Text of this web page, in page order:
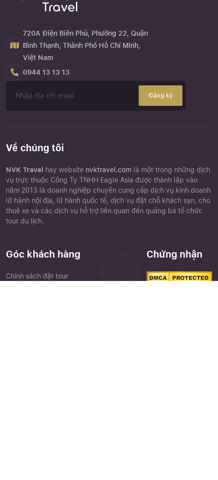
720A Điện Biên Phủ, Phường 22, Quận
Bình Thạnh, Thành Phố Hồ Chí Minh,
Việt Nam
0944 13 13 13
Đăng ký
Về chúng tôi
NVK Travel hay website nvktravel.com là một trong những dịch
vụ trực thuộc Công Ty TNHH Eagle Asia được thành lập vào
năm 2013 là doanh nghiệp chuyên cung cấp dịch vụ kinh doanh
lữ hành nội địa, lữ hành quốc tế, dịch vụ đặt chỗ khách sạn, cho
thuê xe và các dịch vụ hỗ trợ liên quan đến quảng bá tổ chức
tour du lịch.
Góc khách hàng
Chính sách đặt tour
Chứng nhận